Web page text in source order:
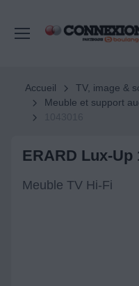
Accueil
TV, image &
Meuble et support
ERARD Lux-Up
Meuble TV Hi-Fi